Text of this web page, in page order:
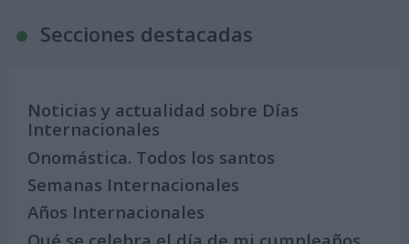
Secciones destacadas
Noticias y actualidad sobre Días
Internacionales
Onomástica. Todos los santos
Semanas Internacionales
Años Internacionales